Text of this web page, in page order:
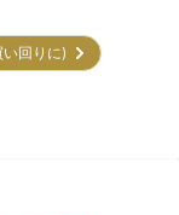
い回りに)